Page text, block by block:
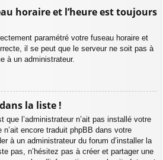
horaire et l’heure est toujours
paramétré votre fuseau horaire et
il se peut que le serveur ne soit pas à
à un administrateur.
la liste !
que l’administrateur n’ait pas installé votre
n’ait encore traduit phpBB dans votre
à un administrateur du forum d’installer la
pas, n’hésitez pas à créer et partager une